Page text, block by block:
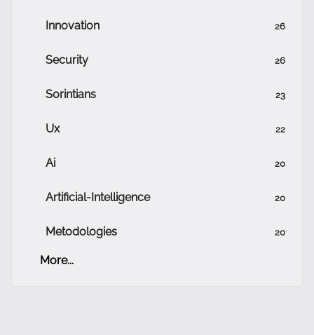
Innovation 26
Security 26
Sorintians 23
Ux 22
Ai 20
Artificial-Intelligence 20
Metodologies 20
More...